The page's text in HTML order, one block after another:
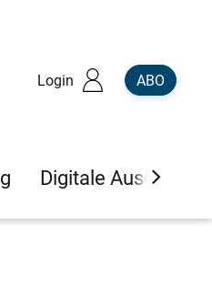
Login ABO
Digitale Ausgaben